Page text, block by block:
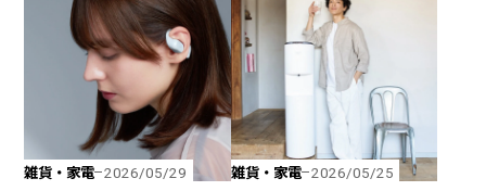
雑貨・家電 2026/05/29 雑貨・家電 2026/05/25